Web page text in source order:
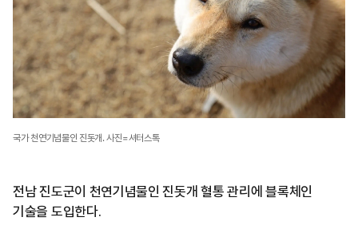
국가 천연기념물인 진돗개. 사진=셔터스톡
전남 진도군이 천연기념물인 진돗개 혈통 관리에 블록체인
기술을 도입한다.